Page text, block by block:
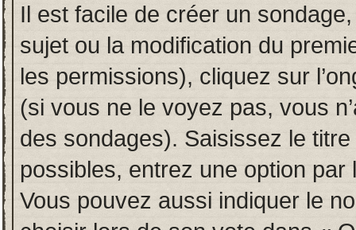
Il est facile de créer un
sujet ou la modification du
les permissions), cliquez sur
(si vous ne le voyez pas, vous
des sondages). Saisissez le
possibles, entrez une option
Vous pouvez aussi indiquer le